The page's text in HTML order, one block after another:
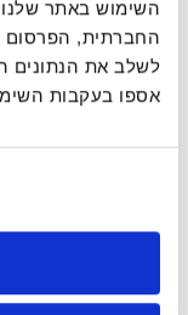
השימוש באתר
החברתית, הפרסום
לשלב את
אספו בעקבות
כמו: "האם אתה מרגיש
מרגיש בנוח לדון
וכוללים שאלות כמו:
מקצועית בתפקידך?"
הוגנות, תמריצים